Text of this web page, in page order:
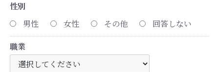
性別
男性
女性 その他 回答しない
職業